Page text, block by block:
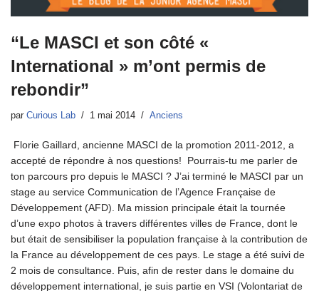
“Le MASCI et son côté «
International » m’ont permis de
rebondir”
par Curious Lab 1 mai 2014 Anciens
Florie Gaillard, ancienne MASCI de la promotion 2011-2012, a
accepté de répondre à nos questions! Pourrais-tu me parler de
ton parcours pro depuis le MASCI ? J’ai terminé le MASCI par un
stage au service Communication de l’Agence Française de
Développement (AFD). Ma mission principale était la tournée
d’une expo photos à travers différentes villes de France, dont le
but était de sensibiliser la population française à la contribution de
la France au développement de ces pays. Le stage a été suivi de
2 mois de consultance. Puis, afin de rester dans le domaine du
développement international, je suis partie en VSI (Volontariat de